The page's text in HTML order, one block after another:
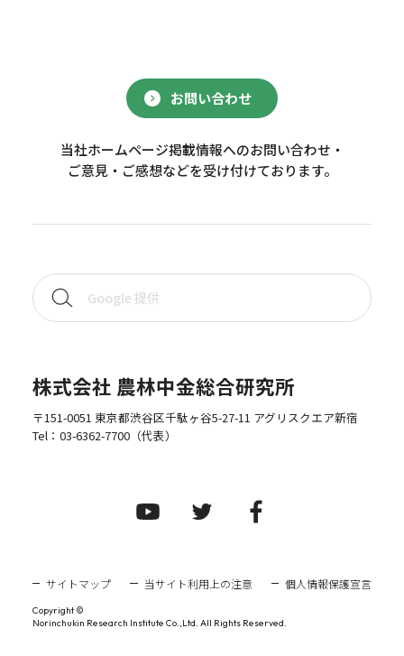
お問い合わせ
当社ホームページ掲載情報へのお問い合わせ・
ご意見・ご感想などを受け付けております。
株式会社 農林中金総合研究所
〒151-0051 東京都渋谷区千駄ヶ谷5-27-11 アグリスクエア新宿
Tel： 03-6362-7700（代表）
サイトマップ 当サイト利用上の注意 個人情報保護宣言
Copyright ©
Norinchukin Research Institute Co.,Ltd. All Rights Reserved.